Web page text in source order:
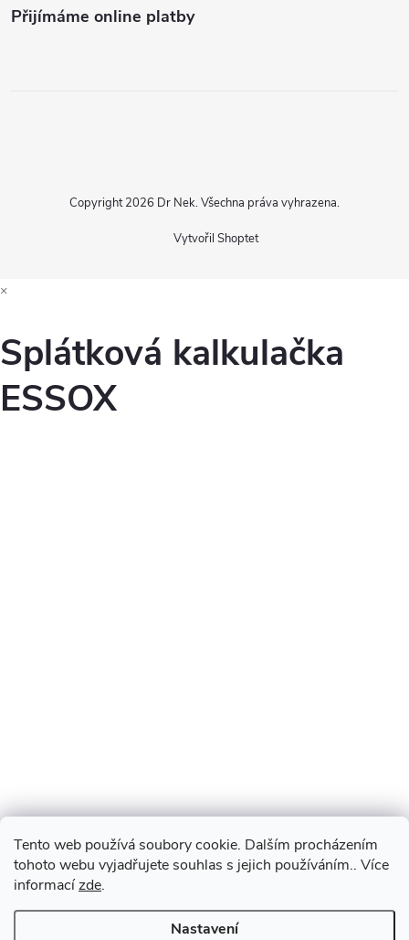
Tento web používá soubory cookie. Dalším procházením
tohoto webu vyjadřujete souhlas s jejich používáním.. Více
informacízde.
Nastavení
Přijímáme online platby
Vytvořil Shoptet
Copyright 2026 Dr Nek. Všechna práva vyhrazena.
×
Splátková kalkulačka
ESSOX